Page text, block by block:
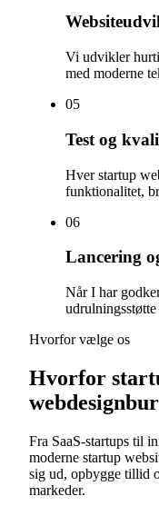
Vi udvikler
med moderne
05
Test og
Hver startup
funktionalitet,
06
Lancering
Når I har
Hvorfor vælge os
Hvorfor
Fra SaaS-startups til
moderne startup
sig ud, opbygge tillid
markeder.